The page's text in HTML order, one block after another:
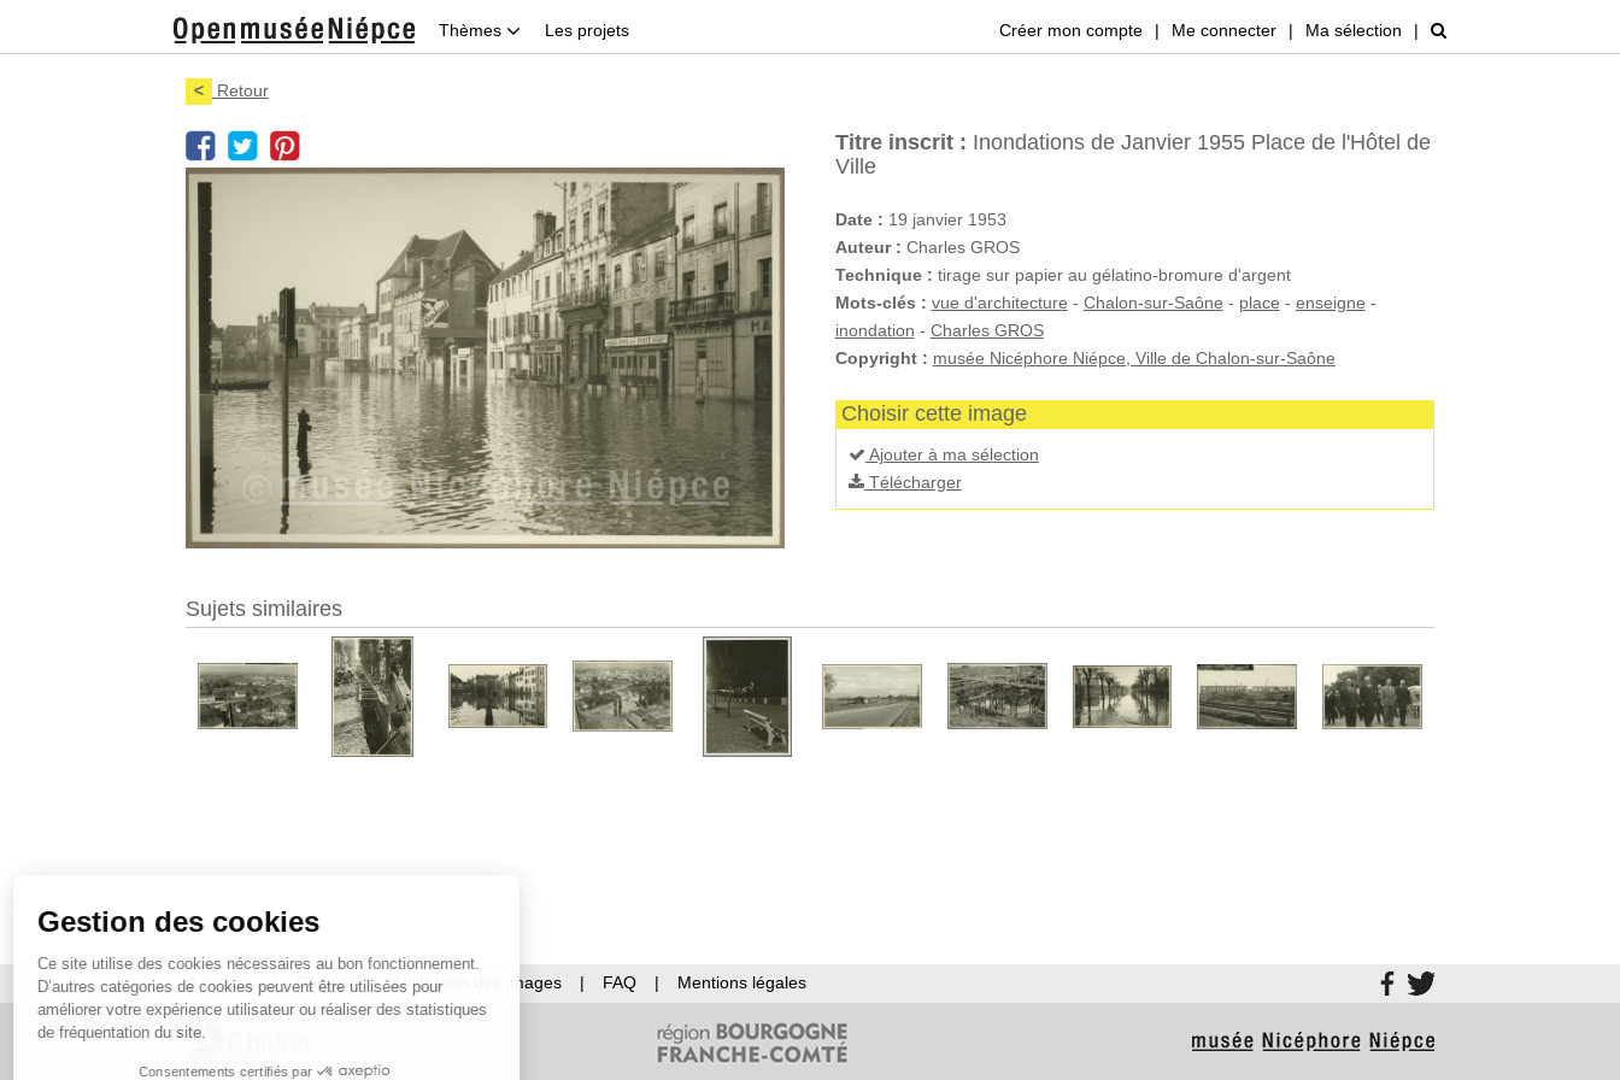
Thèmes Les projets Créer mon compte | Me connecter | Ma sélection |
< Retour
Titre inscrit : Inondations de Janvier 1955 Place de l'Hôtel de
Ville
Date : 19 janvier 1953
Auteur : Charles GROS
Technique : tirage sur papier au gélatino-bromure d'argent
Mots-clés : vue d'architecture - Chalon-sur-Saône - place - enseigne -
inondation - Charles GROS
Copyright : musée Nicéphore Niépce, Ville de Chalon-sur-Saône
Choisir cette image
Ajouter à ma sélection
Télécharger
Sujets similaires
À propos | Contact | Utilisation des images | FAQ | Mentions légales
Gestion des cookies
Ce site utilise des cookies nécessaires au bon fonctionnement.
D’autres catégories de cookies peuvent être utilisées pour
améliorer votre expérience utilisateur ou réaliser des statistiques
de fréquentation du site.
Consentements certifiés par